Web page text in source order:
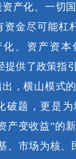
产化、一切
资金尽可能杠
、资产资本
提供了政策指
，横山模式
破题，更是
产变收益”的
、市场为核、